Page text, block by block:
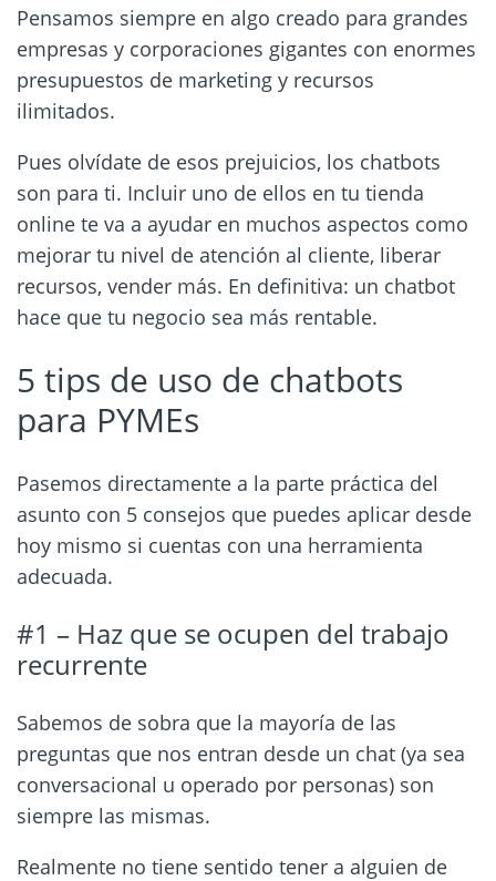
Pensamos siempre en algo creado para grandes
empresas y corporaciones gigantes con enormes
presupuestos de marketing y recursos
ilimitados.
Pues olvídate de esos prejuicios, los chatbots
son para ti. Incluir uno de ellos en tu tienda
online te va a ayudar en muchos aspectos como
mejorar tu nivel de atención al cliente, liberar
recursos, vender más. En definitiva: un chatbot
hace que tu negocio sea más rentable.
5 tips de uso de chatbots
para PYMEs
Pasemos directamente a la parte práctica del
asunto con 5 consejos que puedes aplicar desde
hoy mismo si cuentas con una herramienta
adecuada.
#1 – Haz que se ocupen del trabajo
recurrente
Sabemos de sobra que la mayoría de las
preguntas que nos entran desde un chat (ya sea
conversacional u operado por personas) son
siempre las mismas.
Realmente no tiene sentido tener a alguien de